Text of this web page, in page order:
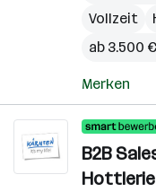
Vollzeit
ab 3.500
Merken
B2B
Hottlerie